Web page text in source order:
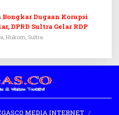
Bongkar Dugaan Korupsi
DPRD Sultra Gelar RDP
Hukum, Sultra
MEDIA INTERNET